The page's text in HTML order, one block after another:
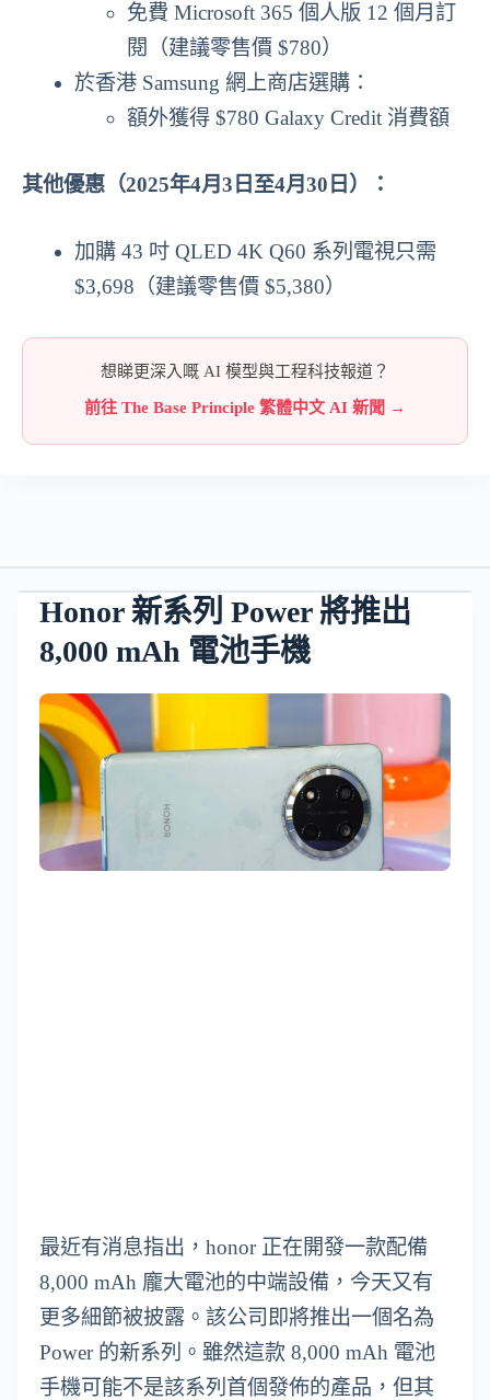
免費 Microsoft 365 個人版 12 個月訂
閱（建議零售價 $780）
於香港 Samsung 網上商店選購：
額外獲得 $780 Galaxy Credit 消費額
其他優惠（2025年4月3日至4月30日）：
加購 43 吋 QLED 4K Q60 系列電視只需
$3,698（建議零售價 $5,380）
想睇更深入嘅 AI 模型與工程科技報道？
前往 The Base Principle 繁體中文 AI 新聞 →
Honor 新系列 Power 將推出
8,000 mAh 電池手機
最近有消息指出，honor 正在開發一款配備
8,000 mAh 龐大電池的中端設備，今天又有
更多細節被披露。該公司即將推出一個名為
Power 的新系列。雖然這款 8,000 mAh 電池
手機可能不是該系列首個發佈的產品，但其